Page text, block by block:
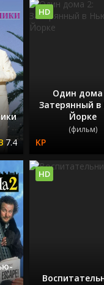
7.4
Один дома
Затерянный
Йорке
(фильм)
HD
HD